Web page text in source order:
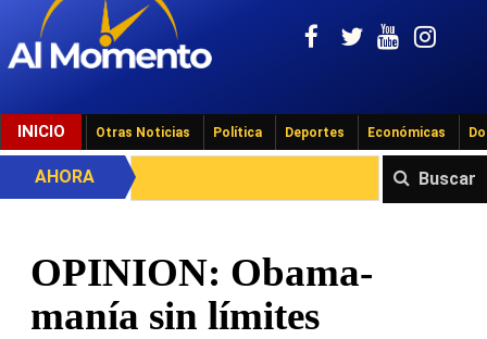
INICIO Otras Noticias Política Deportes Económicas
Buscar
AHORA
OPINION: Obama-
manía sin límites